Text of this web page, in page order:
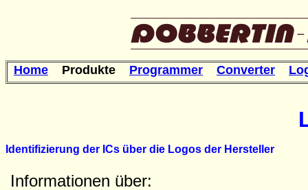
Home Produkte Programmer Converter
Identifizierung der ICs über die Logos der Hersteller
Informationen über: